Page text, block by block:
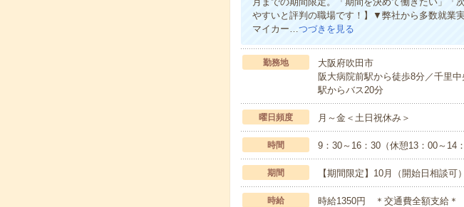
やすいと評判の職場です！】▼弊社から多数就
マイカー…つづきを見る
勤務地
大阪府吹田市
阪大病院前駅から徒歩8分／千里
駅からバス20分
曜日頻度 月～金＜土日祝休み＞
時間 9：30～16：30（休憩13：00～14
期間 【期間限定】10月（開始日相談可
時給
時給1350円 ＊交通費全額支給＊